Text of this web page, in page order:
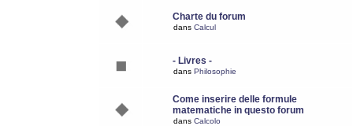
Charte du forum
dans Calcul
- Livres -
dans Philosophie
Come inserire delle formule
matematiche in questo forum
dans Calcolo